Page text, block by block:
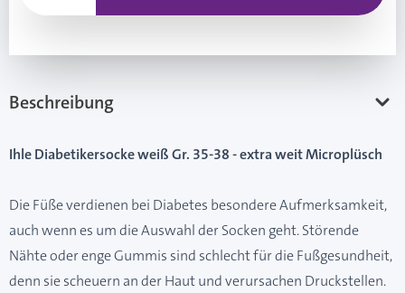
Beschreibung
Ihle Diabetikersocke weiß Gr. 35-38 - extra weit Microplüsch
Die Füße verdienen bei Diabetes besondere Aufmerksamkeit,
auch wenn es um die Auswahl der Socken geht. Störende
Nähte oder enge Gummis sind schlecht für die Fußgesundheit,
denn sie scheuern an der Haut und verursachen Druckstellen.